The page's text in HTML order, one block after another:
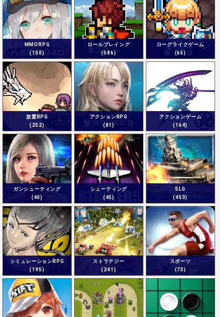
MMORPG
(150)
ロールプレイング
(586)
ローグライクゲーム
(65)
放置RPG
(252)
アクションRPG
(81)
アクションゲーム
(164)
ガンシューティング
(40)
シューティング
(45)
SLG
(453)
シミュレーションRPG
(195)
ストラテジー
(241)
スポーツ
(73)